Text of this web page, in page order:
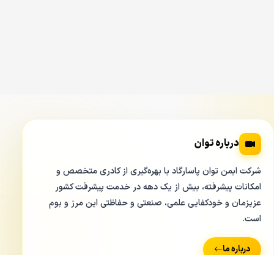
درباره توان
شرکت ایمن توان پاسارگاد با بهره‌گیری از کادری متخصص و
امکانات پیشرفته، بیش از یک دهه در خدمت پیشرفت کشور
عزیزمان و خودکفایی علمی، صنعتی و حفاظتی این مرز و بوم
است.
درباره ما